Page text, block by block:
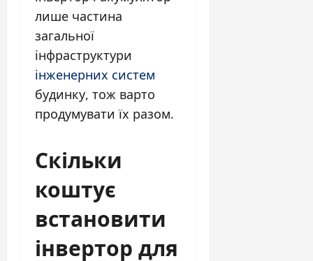
лише частина
загальної
інфраструктури
інженерних систем
будинку, тож варто
продумувати їх разом.
Скільки
коштує
встановити
інвертор для